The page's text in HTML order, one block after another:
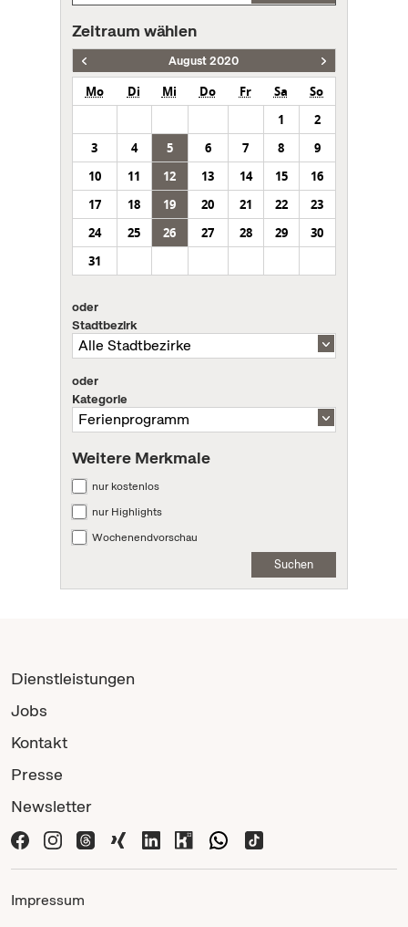
Zeitraum wählen
August 2020
Mo Di Mi Do Fr Sa
So
1
2
3
4 5 6 7 8
9
10
11 12 13 14 15
16
17
18 19 20 21 22
23
24
25 26 27 28 29
30
31
oder
Stadtbezirk
oder
Kategorie
Weitere Merkmale
nur kostenlos
nur Highlights
Wochenendvorschau
Suchen
Dienstleistungen
Jobs
Kontakt
Presse
Newsletter
Impressum